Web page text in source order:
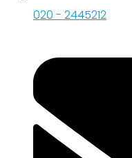
020 - 2445212